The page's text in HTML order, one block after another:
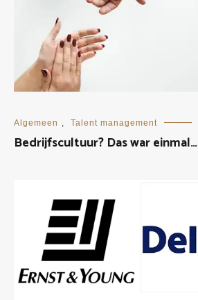
Algemeen Talent management
Bedrijfscultuur? Das war einmal…